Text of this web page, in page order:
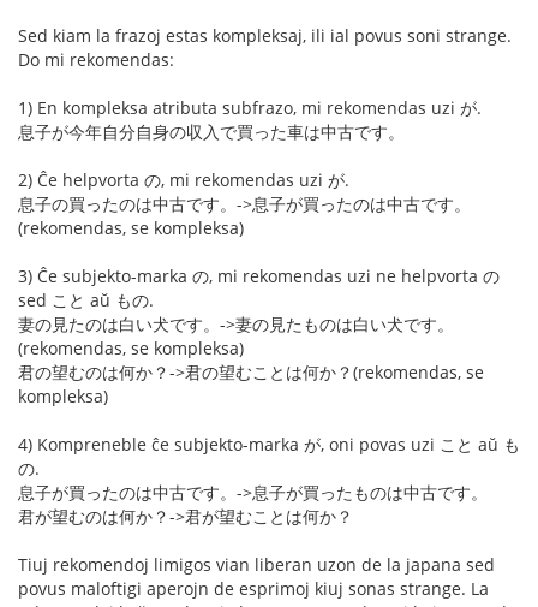
Sed kiam la frazoj estas kompleksaj, ili ial povus soni strange.
Do mi rekomendas:
1) En kompleksa atributa subfrazo, mi rekomendas uzi が.
息子が今年自分自身の収入で買った車は中古です。
2) Ĉe helpvorta の, mi rekomendas uzi が.
息子の買ったのは中古です。->息子が買ったのは中古です。
(rekomendas, se kompleksa)
3) Ĉe subjekto-marka の, mi rekomendas uzi ne helpvorta の
sed こと aŭ もの.
妻の見たのは白い犬です。->妻の見たものは白い犬です。
(rekomendas, se kompleksa)
君の望むのは何か？->君の望むことは何か？(rekomendas, se
kompleksa)
4) Kompreneble ĉe subjekto-marka が, oni povas uzi こと aŭ も
の.
息子が買ったのは中古です。->息子が買ったものは中古です。
君が望むのは何か？->君が望むことは何か？
Tiuj rekomendoj limigos vian liberan uzon de la japana sed
povus maloftigi aperojn de esprimoj kiuj sonas strange. La